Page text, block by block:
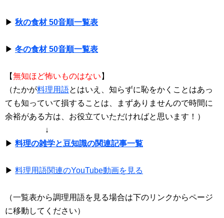
▶ 秋の食材 50音順一覧表
▶ 冬の食材 50音順一覧表
【無知ほど怖いものはない 】
（たかが料理用語とはいえ、知らずに恥をかくことはあっ
ても知っていて損することは、まずありませんので時間に
余裕がある方は、お役立ていただければと思います！）
↓
▶ 料理の雑学と豆知識の関連記事一覧
▶ 料理用語関連のYouTube動画を見る
（一覧表から調理用語を見る場合は下のリンクからページ
に移動してください）